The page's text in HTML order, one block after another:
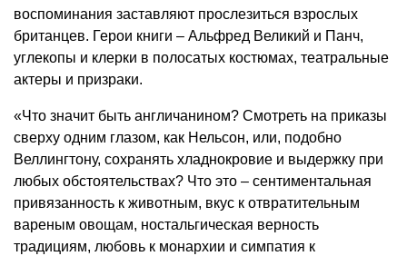
воспоминания заставляют прослезиться взрослых
британцев. Герои книги – Альфред Великий и Панч,
углекопы и клерки в полосатых костюмах, театральные
актеры и призраки.
«Что значит быть англичанином? Смотреть на приказы
сверху одним глазом, как Нельсон, или, подобно
Веллингтону, сохранять хладнокровие и выдержку при
любых обстоятельствах? Что это – сентиментальная
привязанность к животным, вкус к отвратительным
вареным овощам, ностальгическая верность
традициям, любовь к монархии и симпатия к